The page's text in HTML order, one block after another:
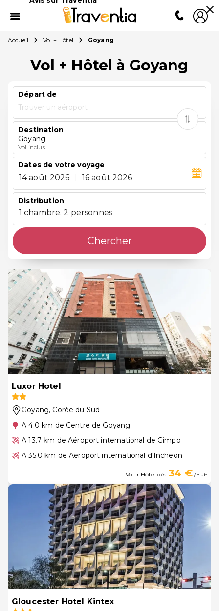
Accueil Vol + Hôtel Goyang
Vol + Hôtel à Goyang
Départ de
Trouver un aéroport
Destination
Goyang
Vol inclus
Dates de votre voyage
14 août 2026 16 août 2026
Distribution
1 chambre. 2 personnes
Chercher
Luxor Hotel
Goyang, Corée du Sud
A 4.0 km de Centre de Goyang
A 13.7 km de Aéroport international de Gimpo
A 35.0 km de Aéroport international d'Incheon
Vol + Hôtel dès 34 €/ nuit
Gloucester Hotel Kintex